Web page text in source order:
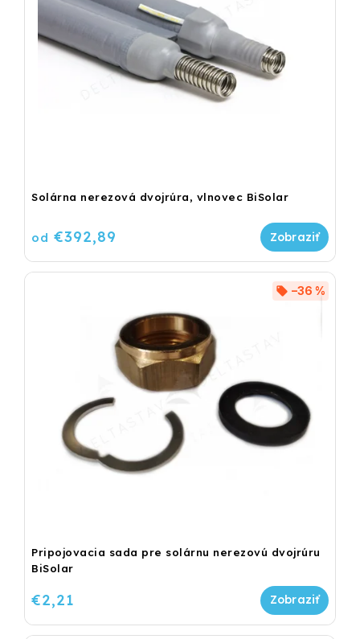
Solárna nerezová dvojrúra, vlnovec BiSolar
od €392,89
Pripojovacia sada pre solárnu nerezovú dvojrúru
BiSolar
–36 %
€2,21